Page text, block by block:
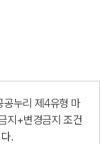
공누리 제4유형 마
지+변경금지 조건
.